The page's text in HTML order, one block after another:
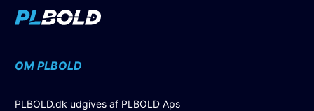
OM PLBOLD
PLBOLD.dk udgives af PLBOLD Aps